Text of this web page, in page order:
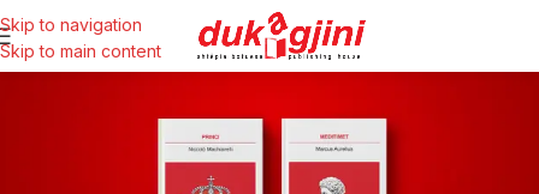
Skip to navigation
Skip to main content